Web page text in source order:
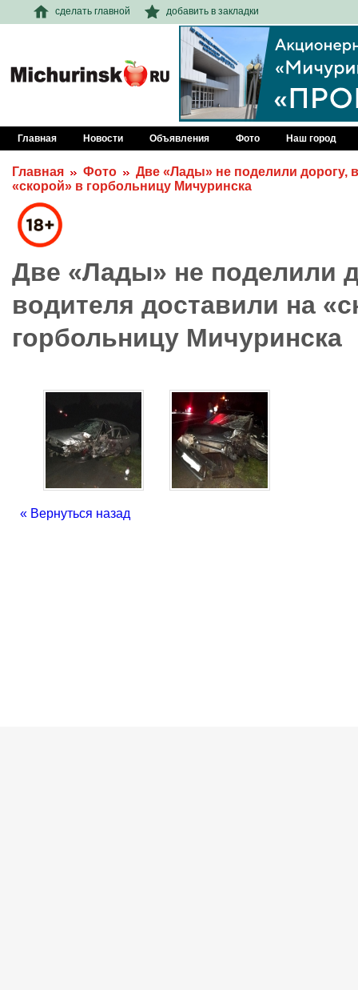
сделать главной добавить в закладки
Главная Новости Объявления Фото Наш город
Главная Фото
Две «Лады» не поделили дорогу,
«скорой» в горбольницу Мичуринска
Две «Лады» не поделили
водителя доставили на
горбольницу Мичуринска
« Вернуться назад